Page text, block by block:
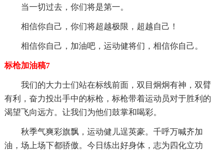
当一切过去，你们将是第一。
相信你自己，你们将超越极限，超越自己！
相信你自己，加油吧，运动健将们，相信你自己。
标枪加油稿7
我们的大力士们站在标线前面，双目炯炯有神，双臂
有利，奋力投出手中的标枪，标枪带着运动员对于胜利的
渴望飞向远方。让我们为他们鼓掌和喝彩。
秋季气爽彩旗飘，运动健儿逞英豪。千呼万喊齐加
油，场上场下都骄傲。今日练出好身体，志为四化立功